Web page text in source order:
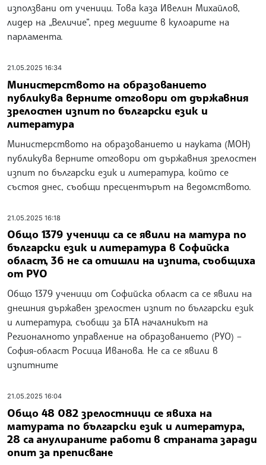
използвани от ученици. Това каза Ивелин Михайлов,
лидер на „Величие“, пред медиите в кулоарите на
парламента.
21.05.2025 16:34
Министерството на образованието
публикува верните отговори от държавния
зрелостен изпит по български език и
литература
Министерството на образованието и науката (МОН)
публикува верните отговори от държавния зрелостен
изпит по български език и литература, който се
състоя днес, съобщи пресцентърът на ведомството.
21.05.2025 16:18
Общо 1379 ученици са се явили на матура по
български език и литература в Софийска
област, 36 не са отишли на изпита, съобщиха
от РУО
Общо 1379 ученици от Софийска област са се явили на
днешния държавен зрелостен изпит по български език
и литература, съобщи за БТА началникът на
Регионалното управление на образованието (РУО) –
София-област Росица Иванова. Не са се явили в
изпитните
21.05.2025 16:04
Общо 48 082 зрелостници се явиха на
матурата по български език и литература,
28 са анулираните работи в страната заради
опит за преписване